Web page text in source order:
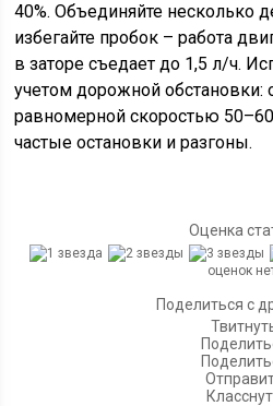
40%. Объединяйте несколько
избегайте пробок – работа
в заторе съедает до 1,5 л/ч.
учетом дорожной
равномерной скоростью
частые остановки и разгоны.
Оценка
оценок
Поделиться с